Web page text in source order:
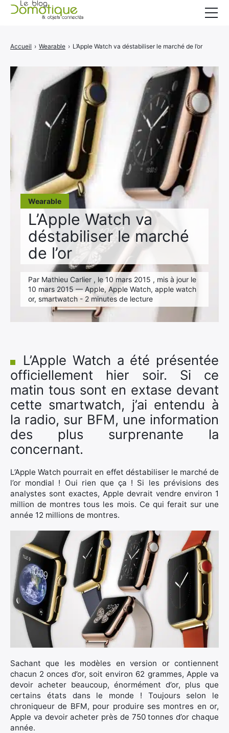
Wearable
L’Apple Watch va
déstabiliser le marché
de l’or
Par Mathieu Carlier , le 10 mars 2015 , mis à jour le
10 mars 2015 — Apple, Apple Watch, apple watch
or, smartwatch - 2 minutes de lecture
Accueil › Wearable › L’Apple Watch va déstabiliser le marché de l’or
L’Apple Watch a été présentée
officiellement hier soir. Si ce
matin tous sont en extase devant
cette smartwatch, j’ai entendu à
la radio, sur BFM, une information
des plus surprenante la
concernant.
L’Apple Watch pourrait en effet déstabiliser le marché de
l’or mondial ! Oui rien que ça ! Si les prévisions des
analystes sont exactes, Apple devrait vendre environ 1
million de montres tous les mois. Ce qui ferait sur une
année 12 millions de montres.
Sachant que les modèles en version or contiennent
chacun 2 onces d’or, soit environ 62 grammes, Apple va
devoir acheter beaucoup, énormément d’or, plus que
certains états dans le monde ! Toujours selon le
chroniqueur de BFM, pour produire ses montres en or,
Apple va devoir acheter près de 750 tonnes d’or chaque
année.
A propos
CONTACT
×
Rechercher
: